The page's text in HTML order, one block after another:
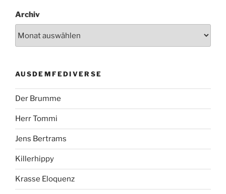
Archiv
AUSDEMFEDIVERSE
Der Brumme
Herr Tommi
Jens Bertrams
Killerhippy
Krasse Eloquenz